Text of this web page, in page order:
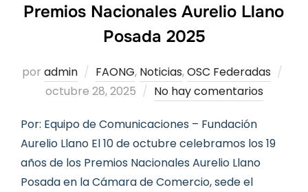
Premios Nacionales Aurelio Llano
Posada 2025
por admin FAONG, Noticias,OSC Federadas
octubre 28, 2025 No hay comentarios
Por: Equipo de Comunicaciones – Fundación
Aurelio Llano El 10 de octubre celebramos los 19
años de los Premios Nacionales Aurelio Llano
Posada en la Cámara de Comercio, sede el